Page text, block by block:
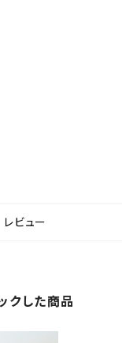
レビュー
クした商品